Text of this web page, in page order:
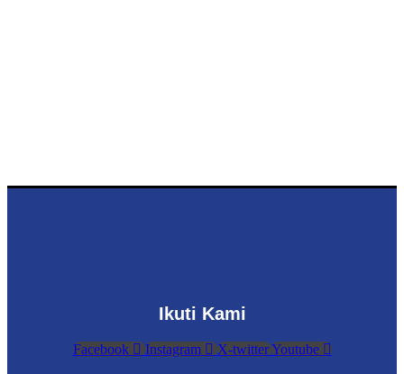
Ikuti Kami
Facebook Instagram X-twitterYoutube